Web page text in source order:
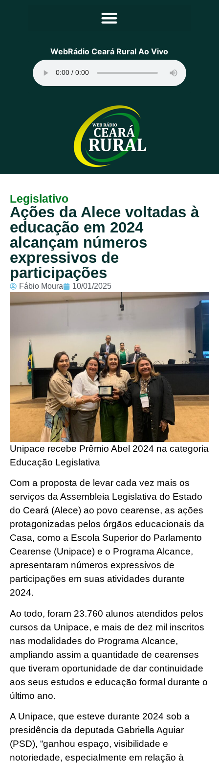
Principal
Programação
Equipe
Contato
Sobre
WebRádio Ceará Rural Ao Vivo
Legislativo
Ações da Alece voltadas à
educação em 2024
alcançam números
expressivos de
participações
Fábio Moura 10/01/2025
Unipace recebe Prêmio Abel 2024 na categoria
Educação Legislativa
Com a proposta de levar cada vez mais os
serviços da Assembleia Legislativa do Estado
do Ceará (Alece) ao povo cearense, as ações
protagonizadas pelos órgãos educacionais da
Casa, como a Escola Superior do Parlamento
Cearense (Unipace) e o Programa Alcance,
apresentaram números expressivos de
participações em suas atividades durante
2024.
Ao todo, foram 23.760 alunos atendidos pelos
cursos da Unipace, e mais de dez mil inscritos
nas modalidades do Programa Alcance,
ampliando assim a quantidade de cearenses
que tiveram oportunidade de dar continuidade
aos seus estudos e educação formal durante o
último ano.
A Unipace, que esteve durante 2024 sob a
presidência da deputada Gabriella Aguiar
(PSD), “ganhou espaço, visibilidade e
notoriedade, especialmente em relação à